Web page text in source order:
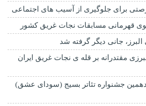
برای جلوگیری از آسیب های اجتماعی
قهرمانی مسابقات نجات غریق کشور
جانی دیگر گرفته شد
مقتدرانه بر قله ی نجات غریق ایران
جشنواره تئاتر بسیج (سودای عشق)